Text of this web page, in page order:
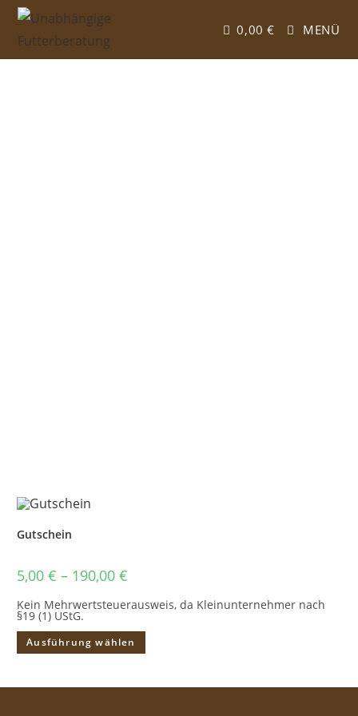
0,00€ MENÜ
Gutschein
5,00€ – 190,00€
Kein Mehrwertsteuerausweis, da Kleinunternehmer nach
§19 (1) UStG.
Ausführung wählen